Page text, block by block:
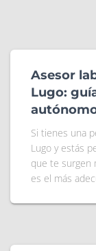
Asesor
Lugo:
Si tienes una
Lugo y estás
que te surgen
es el más